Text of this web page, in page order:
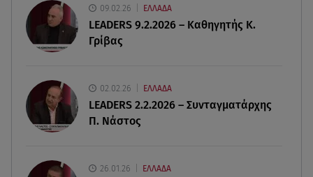
τροφοδότησε τις φωτιές σε Αττικοβοιωτία
06.08.26 , 08:35
06.08.26 , 08:17
Κατερίνα Καινούργιου: «Γίναμε 4 μηνών» – Η
ανάρτηση για τη μικρή Ξένια
06.08.26 , 07:51
09.02.26 ΕΛΛΑΔΑ
LEADERS 9.2.2026 – Καθηγητής Κ.
Γρίβας
02.02.26 ΕΛΛΑΔΑ
LEADERS 2.2.2026 – Συνταγματάρχης
Π. Νάστος
26.01.26 ΕΛΛΑΔΑ